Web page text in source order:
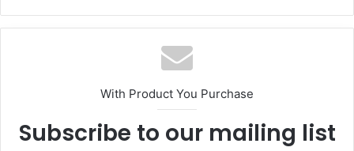
With Product You Purchase
Subscribe to our mailing list